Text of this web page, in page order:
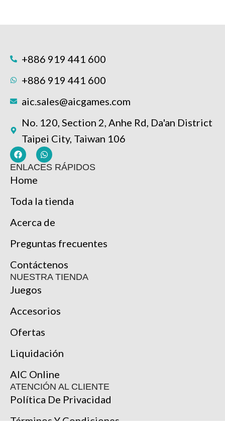
+886 919 441 600
+886 919 441 600
aic.sales@aicgames.com
No. 120, Section 2, Anhe Rd, Da'an District
Taipei City, Taiwan 106
ENLACES RÁPIDOS
Home
Toda la tienda
Acerca de
Preguntas frecuentes
Contáctenos
NUESTRA TIENDA
Juegos
Accesorios
Ofertas
Liquidación
AIC Online
ATENCIÓN AL CLIENTE
Política De Privacidad
Términos Y Condiciones